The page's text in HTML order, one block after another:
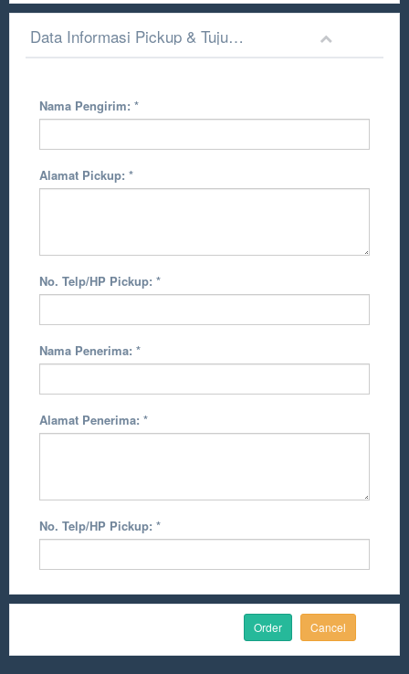
Data Informasi Pickup & Tujuan Pengiriman
Nama Pengirim: *
Alamat Pickup: *
No. Telp/HP Pickup: *
Nama Penerima: *
Alamat Penerima: *
No. Telp/HP Pickup: *
Cancel